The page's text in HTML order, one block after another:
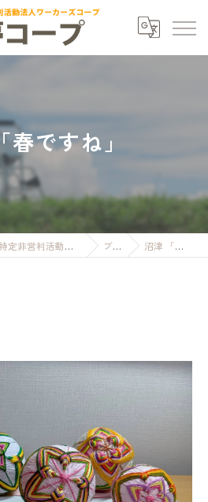
ですね」
静岡県静岡市の介護なら特定非営利活動法人ワーカーズコープ夢コープ ブログ 沼津 「春ですね」